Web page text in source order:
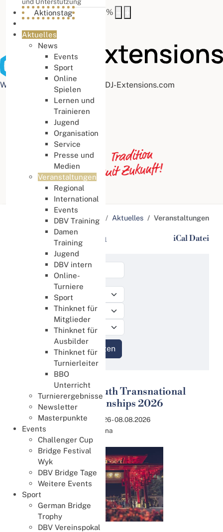
Buchstabenabstand
%
Web Accessibility plugin by DJ-Extensions.com
Aktionstag
Aktuelles
News
Events
Sport
Online
Spielen
Lernen und
Trainieren
Jugend
Organisation
Service
Presse und
Medien
Veranstaltungen
Regional
International
Events
DBV Training
Damen
Training
Jugend
DBV intern
Online-
Turniere
Sport
Thinknet für
Mitglieder
Thinknet für
Ausbilder
Thinknet für
Turnierleiter
BBO
Unterricht
Turnierergebnisse
Newsletter
Masterpunkte
Events
Challenger Cup
Bridge Festival
Wyk
DBV Bridge Tage
Weitere Events
Sport
German Bridge
Trophy
DBV Vereinspokal
Aktuelle Seite: Startseite Aktuelles Veranstaltungen
Veranstaltungen iCal Datei
03
Aug.
WBF Youth Transnational
Championships 2026
03.08.2026 - 08.08.2026
Hefei, China